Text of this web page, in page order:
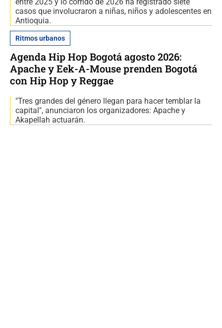
casos que involucraron a niñas, niños y adolescentes en
Antioquia.
Ritmos urbanos
Agenda Hip Hop Bogotá agosto 2026:
Apache y Eek-A-Mouse prenden Bogotá
con Hip Hop y Reggae
"Tres grandes del género llegan para hacer temblar la
capital", anunciaron los organizadores: Apache y
Akapellah actuarán.